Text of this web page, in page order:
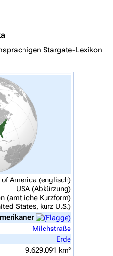
2133 346.366
Stargate-Lexikon
America (englisch)
USA (Abkürzung)
(amtliche Kurzform)
States, kurz U.S.)
Milchstraße
Erde
9.629.091 km²